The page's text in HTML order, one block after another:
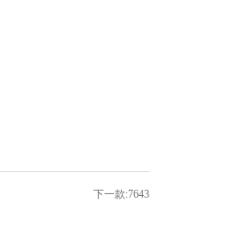
下一款:7643